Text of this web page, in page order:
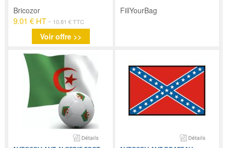
Bricozor
9.01 € HT - 10.81 € TTC
Voir offre >>
FillYourBag